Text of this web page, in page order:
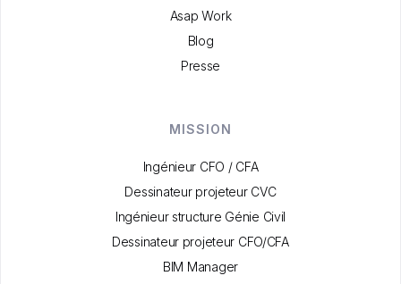
Asap Work
Blog
Presse
MISSION
Ingénieur CFO / CFA
Dessinateur projeteur CVC
Ingénieur structure Génie Civil
Dessinateur projeteur CFO/CFA
BIM Manager